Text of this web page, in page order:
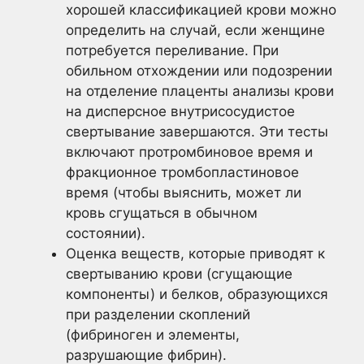
хорошей классификацией крови можно
определить на случай, если женщине
потребуется переливание. При
обильном отхождении или подозрении
на отделение плаценты анализы крови
на дисперсное внутрисосудистое
свертывание завершаются. Эти тесты
включают протромбиновое время и
фракционное тромбопластиновое
время (чтобы выяснить, может ли
кровь сгущаться в обычном
состоянии).
Оценка веществ, которые приводят к
свертыванию крови (сгущающие
компоненты) и белков, образующихся
при разделении скоплений
(фибриноген и элементы,
разрушающие фибрин).